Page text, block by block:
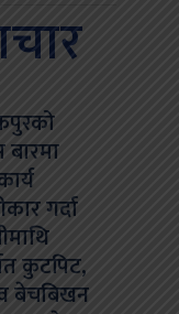
बारमा
गर्दा
कुटपिट,
बेचबिखन